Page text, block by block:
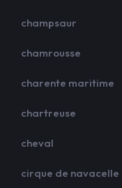
champsaur
chamrousse
charente maritime
chartreuse
cheval
cirque de navacelle